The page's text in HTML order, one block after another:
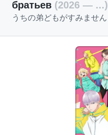
братьев (2026 — ...)
うちの弟どもがすみません